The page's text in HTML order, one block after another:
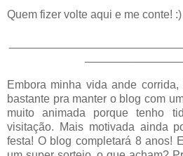
Quem fizer volte aqui e me conte! :)
Embora minha vida ande
bastante pra manter o blog com
muito animada porque tenho
visitação. Mais motivada ainda
festa! O blog completará 8 anos!